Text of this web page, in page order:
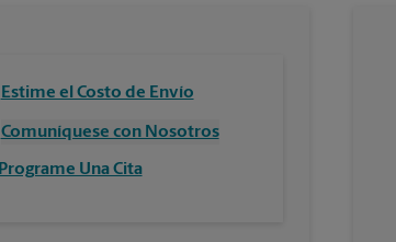
Estime el Costo de Envío
Comuníquese con Nosotros
Programe Una Cita